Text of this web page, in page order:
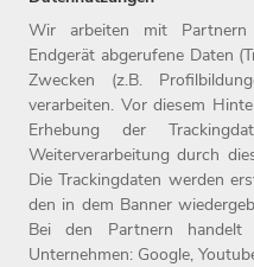
Home
Arbeitgeber
Benefits
Jobs
Wir arbeiten mit
Endgerät abgerufene Daten
Zwecken (z.B.
verarbeiten. Vor diesem
Erhebung der
Weiterverarbeitung durch
Die Trackingdaten werden
den in dem Banner
Bei den Partnern
Unternehmen: Google,